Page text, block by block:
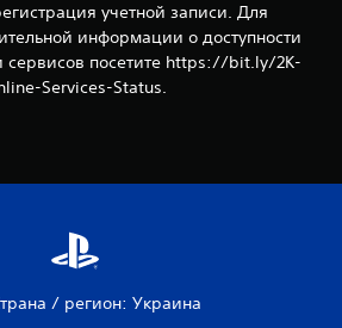
учетной записи. Для
информации о доступности
сервисов посетите https://bit.ly/2K-
Services-Status.
/ регион: Украина